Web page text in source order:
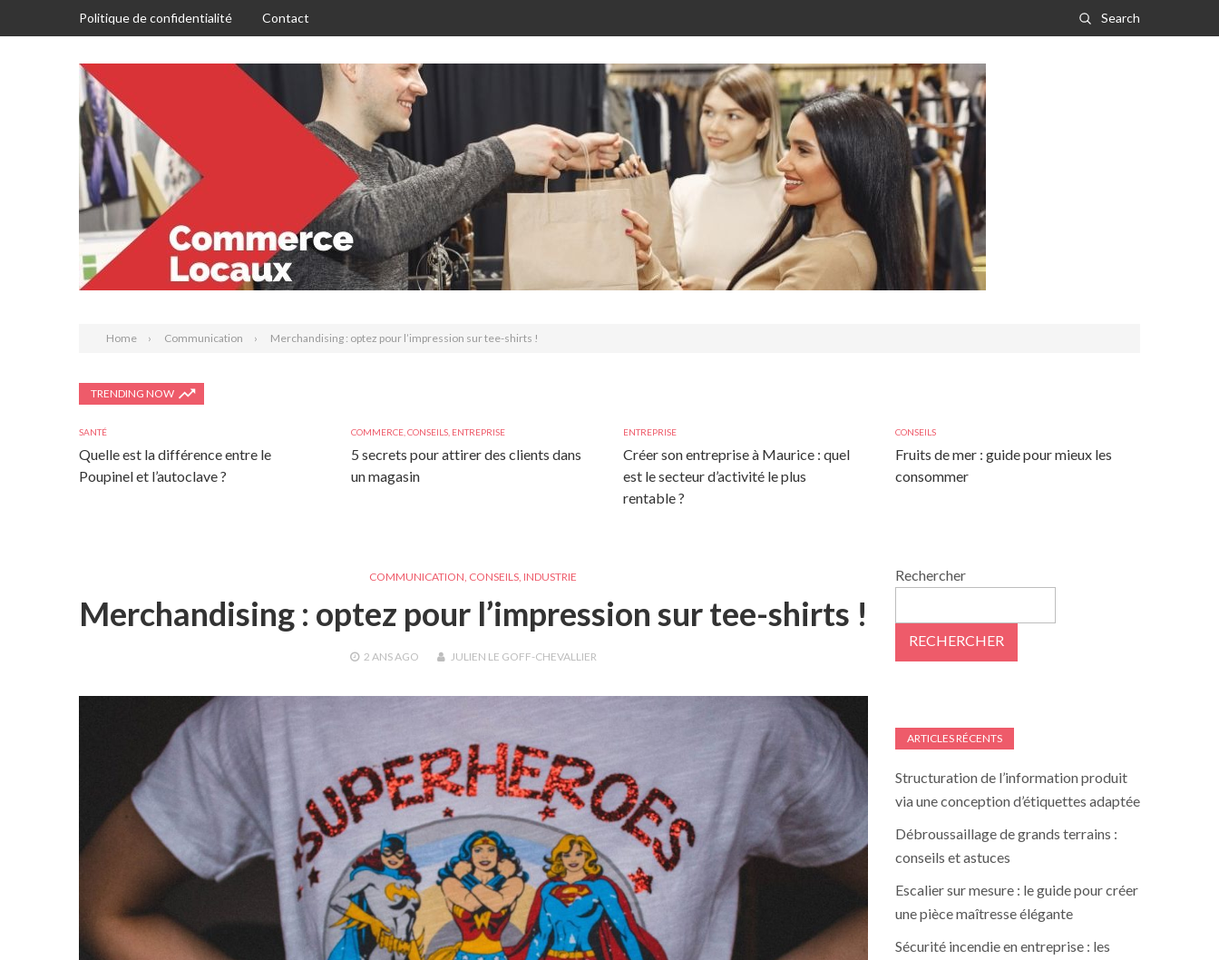
Politique de confidentialité Contact Search
Home Communication Merchandising : optez pour l’impression sur tee-shirts !
TRENDING NOW
SANTÉ
Quelle est la différence entre le
Poupinel et l’autoclave ?
COMMERCE CONSEILS ENTREPRISE
5 secrets pour attirer des clients dans
un magasin
ENTREPRISE
Créer son entreprise à Maurice : quel
est le secteur d’activité le plus
rentable ?
CONSEILS
Fruits de mer : guide pour mieux les
consommer
COMMUNICATION, CONSEILS, INDUSTRIE
Merchandising : optez pour l’impression sur tee-shirts !
2 ANSAGO JULIEN LE GOFF-CHEVALLIER
Rechercher
RECHERCHER
ARTICLES RÉCENTS
Structuration de l’information produit
via une conception d’étiquettes adaptée
Débroussaillage de grands terrains :
conseils et astuces
Escalier sur mesure : le guide pour créer
une pièce maîtresse élégante
Sécurité incendie en entreprise : les